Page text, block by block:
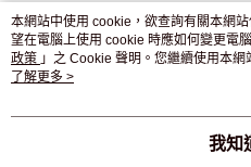
熱門標籤
熱銷排行
本網站中使用 cookie，欲查詢有關本網
望在電腦上使用 cookie 時應如何變更電
政策 」之 Cookie 聲明。您繼續使用本
條款之 Cookie 聲明使用 cookie。
了解更多 >
我知